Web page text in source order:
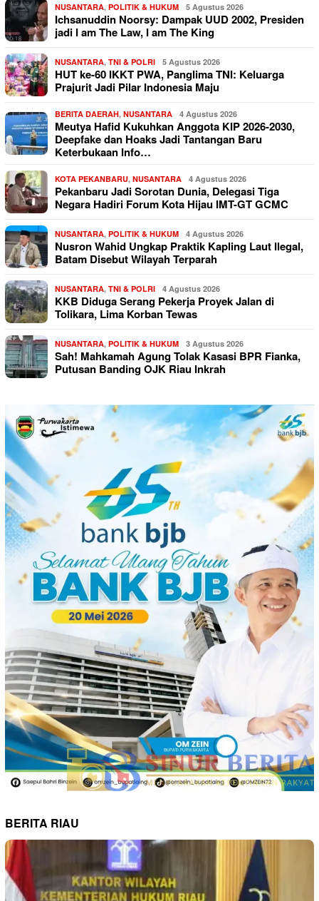
NUSANTARA, POLITIK & HUKUM 5 Agustus 2026
Ichsanuddin Noorsy: Dampak UUD 2002, Presiden
jadi I am The Law, I am The King
NUSANTARA, TNI & POLRI 5 Agustus 2026
HUT ke-60 IKKT PWA, Panglima TNI: Keluarga
Prajurit Jadi Pilar Indonesia Maju
BERITA DAERAH, NUSANTARA 4 Agustus 2026
Meutya Hafid Kukuhkan Anggota KIP 2026-2030,
Deepfake dan Hoaks Jadi Tantangan Baru
Keterbukaan Info…
KOTA PEKANBARU, NUSANTARA 4 Agustus 2026
Pekanbaru Jadi Sorotan Dunia, Delegasi Tiga
Negara Hadiri Forum Kota Hijau IMT-GT GCMC
NUSANTARA, POLITIK & HUKUM 4 Agustus 2026
Nusron Wahid Ungkap Praktik Kapling Laut Ilegal,
Batam Disebut Wilayah Terparah
NUSANTARA, TNI & POLRI 4 Agustus 2026
KKB Diduga Serang Pekerja Proyek Jalan di
Tolikara, Lima Korban Tewas
NUSANTARA, POLITIK & HUKUM 3 Agustus 2026
Sah! Mahkamah Agung Tolak Kasasi BPR Fianka,
Putusan Banding OJK Riau Inkrah
BERITA RIAU